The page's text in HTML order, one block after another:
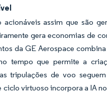
assim que são
gera economias de
da GE Aerospace
tempo que permite a
tripulações de voo
virtuoso incorpora a IA